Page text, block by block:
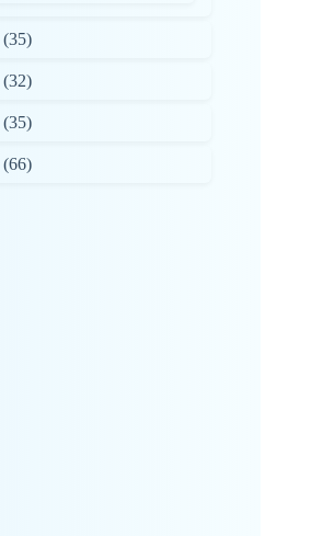
(35)
(32)
(35)
(66)